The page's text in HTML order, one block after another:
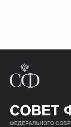
СОВЕТ
ФЕДЕРАЛЬНОГО